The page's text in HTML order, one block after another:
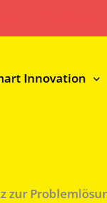
Innovation
zur